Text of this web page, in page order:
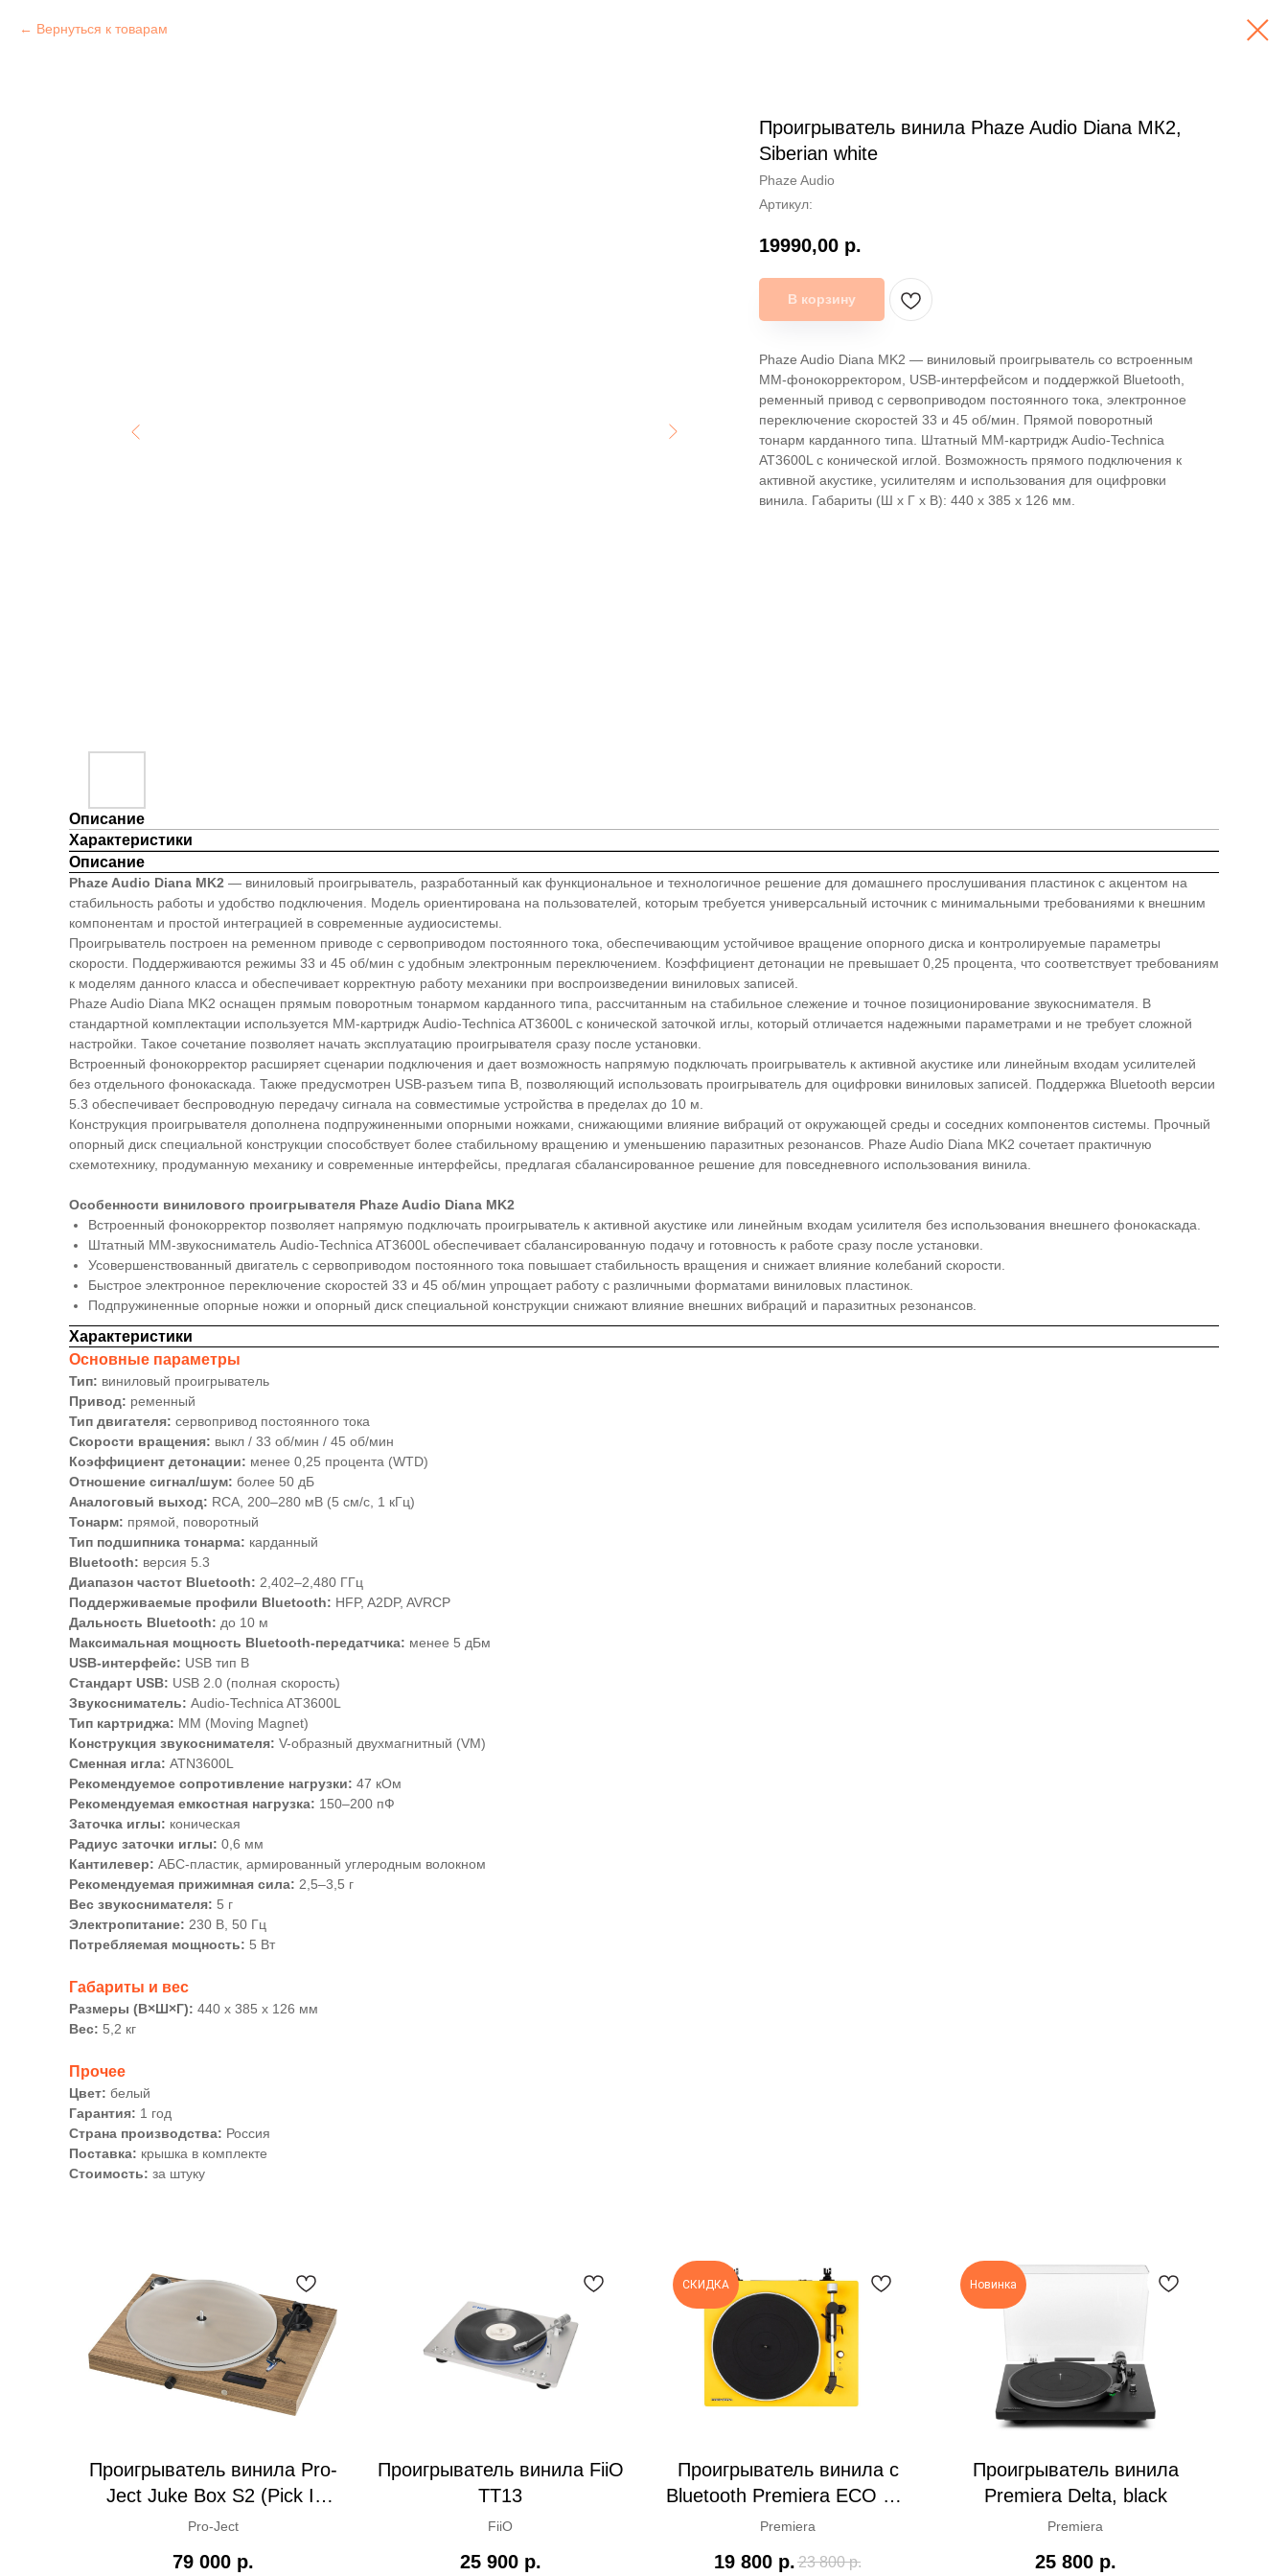
Вернуться к товарам
Проигрыватель винила Phaze Audio Diana МК2,
Siberian white
Phaze Audio
Артикул:
19990,00 р.
В корзину
Phaze Audio Diana MK2 — виниловый проигрыватель со встроенным
MM-фонокорректором, USB-интерфейсом и поддержкой Bluetooth,
ременный привод с сервоприводом постоянного тока, электронное
переключение скоростей 33 и 45 об/мин. Прямой поворотный
тонарм карданного типа. Штатный MM-картридж Audio-Technica
AT3600L с конической иглой. Возможность прямого подключения к
активной акустике, усилителям и использования для оцифровки
винила. Габариты (Ш x Г x В): 440 x 385 x 126 мм.
Описание
Характеристики
Описание
Phaze Audio Diana MK2 — виниловый проигрыватель, разработанный как функциональное и технологичное решение для домашнего прослушивания пластинок с акцентом на
стабильность работы и удобство подключения. Модель ориентирована на пользователей, которым требуется универсальный источник с минимальными требованиями к внешним
компонентам и простой интеграцией в современные аудиосистемы.
Проигрыватель построен на ременном приводе с сервоприводом постоянного тока, обеспечивающим устойчивое вращение опорного диска и контролируемые параметры
скорости. Поддерживаются режимы 33 и 45 об/мин с удобным электронным переключением. Коэффициент детонации не превышает 0,25 процента, что соответствует требованиям
к моделям данного класса и обеспечивает корректную работу механики при воспроизведении виниловых записей.
Phaze Audio Diana MK2 оснащен прямым поворотным тонармом карданного типа, рассчитанным на стабильное слежение и точное позиционирование звукоснимателя. В
стандартной комплектации используется MM-картридж Audio-Technica AT3600L с конической заточкой иглы, который отличается надежными параметрами и не требует сложной
настройки. Такое сочетание позволяет начать эксплуатацию проигрывателя сразу после установки.
Встроенный фонокорректор расширяет сценарии подключения и дает возможность напрямую подключать проигрыватель к активной акустике или линейным входам усилителей
без отдельного фонокаскада. Также предусмотрен USB-разъем типа B, позволяющий использовать проигрыватель для оцифровки виниловых записей. Поддержка Bluetooth версии
5.3 обеспечивает беспроводную передачу сигнала на совместимые устройства в пределах до 10 м.
Конструкция проигрывателя дополнена подпружиненными опорными ножками, снижающими влияние вибраций от окружающей среды и соседних компонентов системы. Прочный
опорный диск специальной конструкции способствует более стабильному вращению и уменьшению паразитных резонансов. Phaze Audio Diana MK2 сочетает практичную
схемотехнику, продуманную механику и современные интерфейсы, предлагая сбалансированное решение для повседневного использования винила.
Особенности винилового проигрывателя Phaze Audio Diana MK2
Встроенный фонокорректор позволяет напрямую подключать проигрыватель к активной акустике или линейным входам усилителя без использования внешнего фонокаскада.
Штатный MM-звукосниматель Audio-Technica AT3600L обеспечивает сбалансированную подачу и готовность к работе сразу после установки.
Усовершенствованный двигатель с сервоприводом постоянного тока повышает стабильность вращения и снижает влияние колебаний скорости.
Быстрое электронное переключение скоростей 33 и 45 об/мин упрощает работу с различными форматами виниловых пластинок.
Подпружиненные опорные ножки и опорный диск специальной конструкции снижают влияние внешних вибраций и паразитных резонансов.
Характеристики
Основные параметры
Тип: виниловый проигрыватель
Привод: ременный
Тип двигателя: сервопривод постоянного тока
Скорости вращения: выкл / 33 об/мин / 45 об/мин
Коэффициент детонации: менее 0,25 процента (WTD)
Отношение сигнал/шум: более 50 дБ
Аналоговый выход: RCA, 200–280 мВ (5 см/с, 1 кГц)
Тонарм: прямой, поворотный
Тип подшипника тонарма: карданный
Bluetooth: версия 5.3
Диапазон частот Bluetooth: 2,402–2,480 ГГц
Поддерживаемые профили Bluetooth: HFP, A2DP, AVRCP
Дальность Bluetooth: до 10 м
Максимальная мощность Bluetooth-передатчика: менее 5 дБм
USB-интерфейс: USB тип B
Стандарт USB: USB 2.0 (полная скорость)
Звукосниматель: Audio-Technica AT3600L
Тип картриджа: MM (Moving Magnet)
Конструкция звукоснимателя: V-образный двухмагнитный (VM)
Сменная игла: ATN3600L
Рекомендуемое сопротивление нагрузки: 47 кОм
Рекомендуемая емкостная нагрузка: 150–200 пФ
Заточка иглы: коническая
Радиус заточки иглы: 0,6 мм
Кантилевер: АБС-пластик, армированный углеродным волокном
Рекомендуемая прижимная сила: 2,5–3,5 г
Вес звукоснимателя: 5 г
Электропитание: 230 В, 50 Гц
Потребляемая мощность: 5 Вт
Габариты и вес
Размеры (В×Ш×Г): 440 x 385 x 126 мм
Вес: 5,2 кг
Прочее
Цвет: белый
Гарантия: 1 год
Страна производства: Россия
Поставка: крышка в комплекте
Стоимость: за штуку
Проигрыватель винила Pro-
Ject Juke Box S2 (Pick It
25A)
Pro-Ject
79 000 р.
Проигрыватель винила FiiO
TT13
FiiO
25 900 р.
СКИДКА
Проигрыватель винила с
Bluetooth Premiera ECO BT,
yellow
Premiera
19 800 р. 23 800 р.
Новинка
Проигрыватель винила
Premiera Delta, black
Premiera
25 800 р.